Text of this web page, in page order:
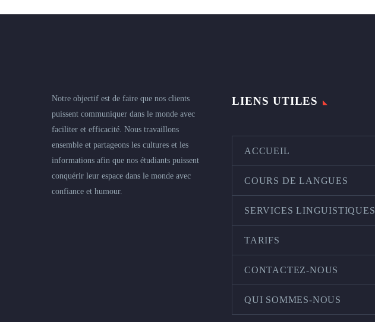
Notre objectif est de faire que nos clients
puissent communiquer dans le monde avec
faciliter et efficacité. Nous travaillons
ensemble et partageons les cultures et les
informations afin que nos étudiants puissent
conquérir leur espace dans le monde avec
confiance et humour.
LIENS UTILES
ACCUEIL
COURS DE LANGUES
SERVICES LINGUISTIQUES
TARIFS
CONTACTEZ-NOUS
QUI SOMMES-NOUS